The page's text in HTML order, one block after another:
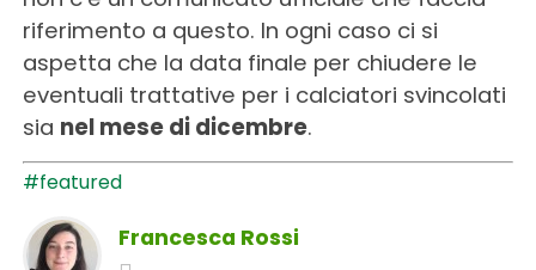
riferimento a questo. In ogni caso ci si
aspetta che la data finale per chiudere le
eventuali trattative per i calciatori svincolati
sia nel mese di dicembre.
#featured
Francesca Rossi